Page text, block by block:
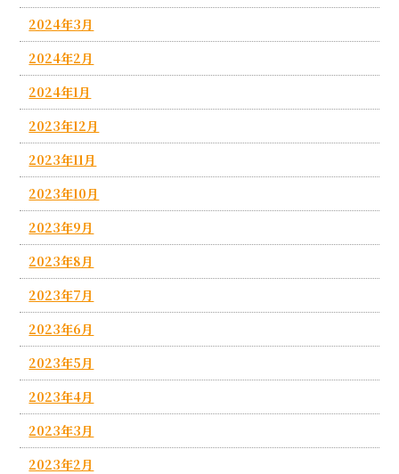
2024年3月
2024年2月
2024年1月
2023年12月
2023年11月
2023年10月
2023年9月
2023年8月
2023年7月
2023年6月
2023年5月
2023年4月
2023年3月
2023年2月